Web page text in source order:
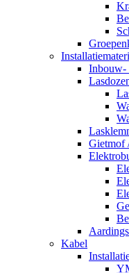
Inbouw-
Gietmof
Kabel